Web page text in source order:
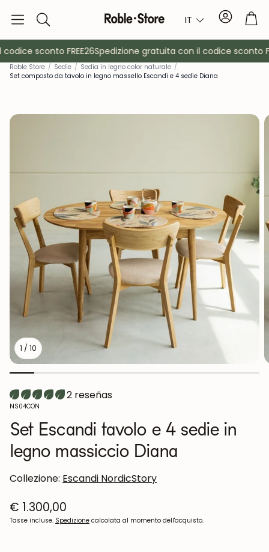
Ricerca IT Conto
Console
Armadietti
Appendiabiti Mobili
sconto FREE26Spedizione gratuita con il codice sconto
Roble Store / Sedie / Sedia in legno color naturale /
Set composto da tavolo in legno massello Escandi e 4 sedie Diana
1 / 10
2 reseñas
SKU:
NS04CON
Set Escandi tavolo e 4 sedie in
legno massiccio Diana
Collezione: Escandi NordicStory
Prezzo
normale
€ 1.300,00
Tasse incluse. Spedizione calcolata al momento dell'acquisto.